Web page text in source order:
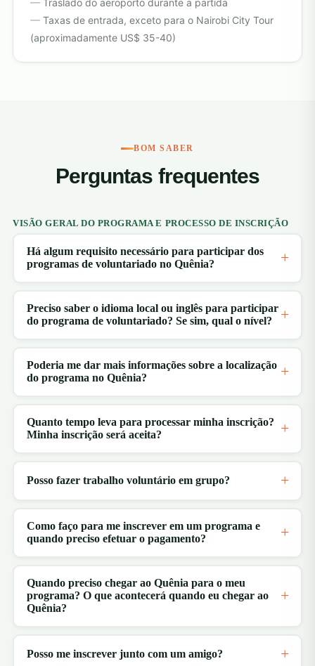
Traslado do aeroporto durante a partida
Taxas de entrada, exceto para o Nairobi City Tour
(aproximadamente US$ 35-40)
BOM SABER
Perguntas frequentes
VISÃO GERAL DO PROGRAMA E PROCESSO DE INSCRIÇÃO
Há algum requisito necessário para participar dos
programas de voluntariado no Quênia?
Preciso saber o idioma local ou inglês para participar
do programa de voluntariado? Se sim, qual o nível?
Poderia me dar mais informações sobre a localização
do programa no Quênia?
Quanto tempo leva para processar minha inscrição?
Minha inscrição será aceita?
Posso fazer trabalho voluntário em grupo?
Como faço para me inscrever em um programa e
quando preciso efetuar o pagamento?
Quando preciso chegar ao Quênia para o meu
programa? O que acontecerá quando eu chegar ao
Quênia?
Posso me inscrever junto com um amigo?